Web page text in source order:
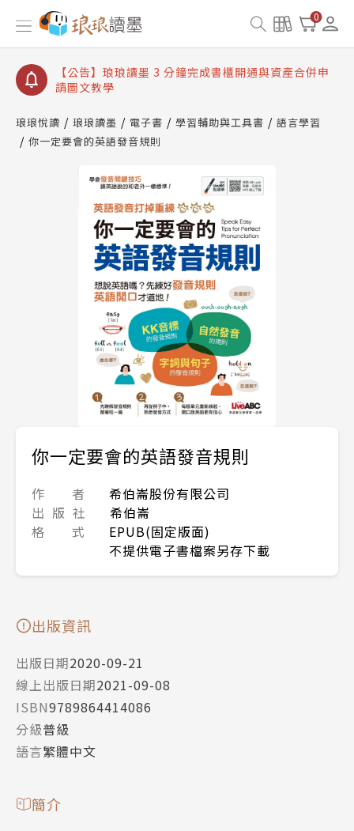
0
【公告】琅琅讀墨數位閱讀資產合併與書櫃開通申請
【公告】琅琅讀墨書櫃開通常見問題
【公告】琅琅讀墨 3 分鐘完成書櫃開通與資產合併申
請圖文教學
查詢
【公告】琅琅讀墨數位閱讀資產合併與書櫃開通申請
琅琅悅讀 琅琅讀墨 電子書 學習輔助與工具書
語言學習
你一定要會的英語發音規則
你一定要會的英語發音規則
作 者
希伯崙股份有限公司
出 版 社
希伯崙
格 式
EPUB(固定版面)
不提供電子書檔案另存下載
出版資訊
出版日期2020-09-21
線上出版日期2021-09-08
ISBN9789864414086
分級普級
語言繁體中文
簡介